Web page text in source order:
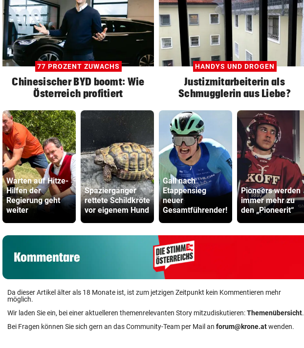
77 PROZENT ZUWACHS
Chinesischer BYD boomt: Wie
Österreich profitiert
HANDYS UND DROGEN
Justizmitarbeiterin als
Schmugglerin aus Liebe?
Warten auf Hitze-
Hilfen der
Regierung geht
weiter
Spaziergänger
rettete Schildkröte
vor eigenem Hund
Gall nach
Etappensieg
neuer
Gesamtführender!
Pioneers werden
immer mehr zu
den „Pioneerit“
Da dieser Artikel älter als 18 Monate ist, ist zum jetzigen Zeitpunkt kein Kommentieren mehr
möglich.
Wir laden Sie ein, bei einer aktuelleren themenrelevanten Story mitzudiskutieren:Themenübersicht.
Bei Fragen können Sie sich gern an das Community-Team per Mail an forum@krone.atwenden.